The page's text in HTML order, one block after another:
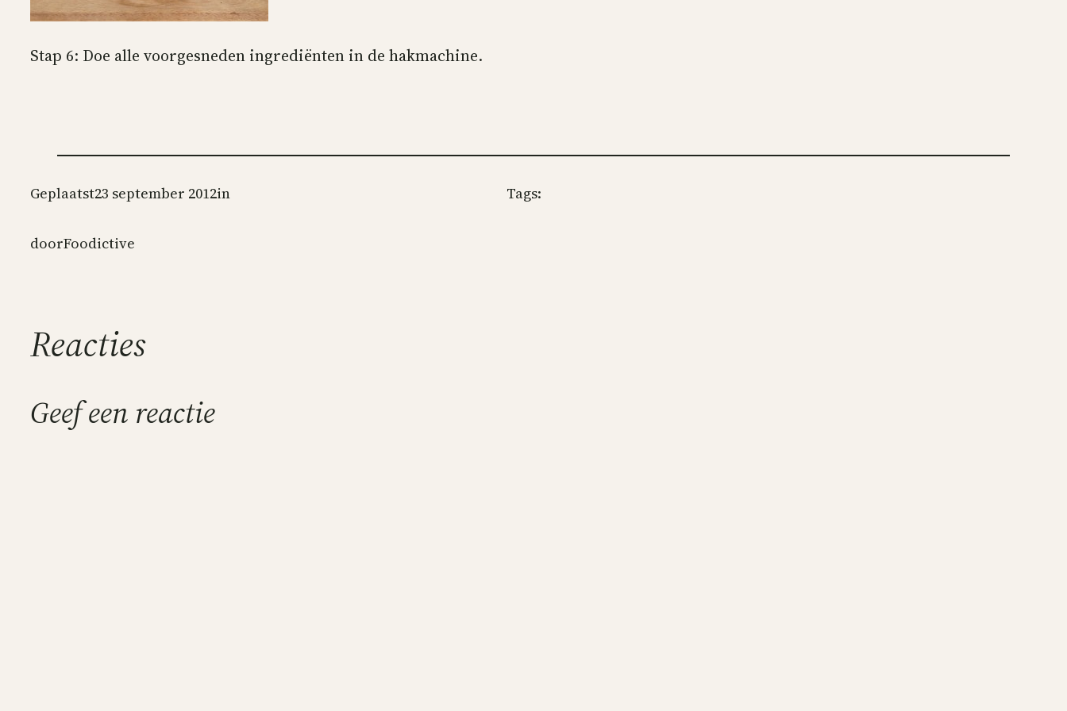
Stap 6: Doe alle voorgesneden ingrediënten in de hakmachine.
Geplaatst23 september 2012in
doorFoodictive
Tags:
Reacties
Geef een reactie